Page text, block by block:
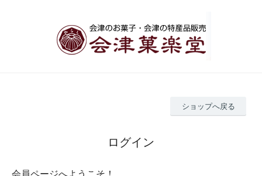
ショップへ戻る
ログイン
会員ページへようこそ！